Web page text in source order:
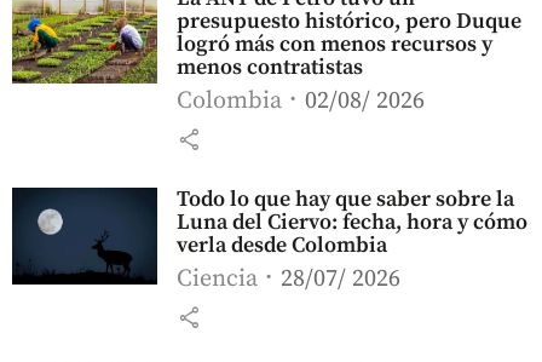
presupuesto histórico, pero Duque
logró más con menos recursos y
menos contratistas
Colombia 02/08/ 2026
share
Todo lo que hay que saber sobre la
Luna del Ciervo: fecha, hora y cómo
verla desde Colombia
Ciencia 28/07/ 2026
share